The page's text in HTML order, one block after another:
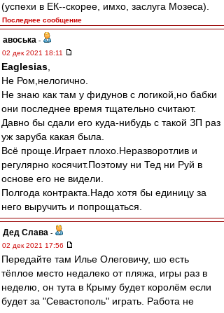
(успехи в ЕК--скорее, имхо, заслуга Мозеса).
Последнее сообщение
авоська -
02 дек 2021 18:11
Eaglesias
Не Ром,нелогично.
Не знаю как там у фидунов с логикой,но бабки
они последнее время тщательно считают.
Давно бы сдали его куда-нибудь с такой ЗП раз
уж заруба какая была.
Всё проще.Играет плохо.Неразворотлив и
регулярно косячит.Поэтому ни Тед ни Руй в
основе его не видели.
Полгода контракта.Надо хотя бы единицу за
него выручить и попрощаться.
Дед Слава -
02 дек 2021 17:56
Передайте там Илье Олеговичу, шо есть
тёплое место недалеко от пляжа, игры раз в
неделю, он тута в Крыму будет королём если
будет за "Севастополь" играть. Работа не